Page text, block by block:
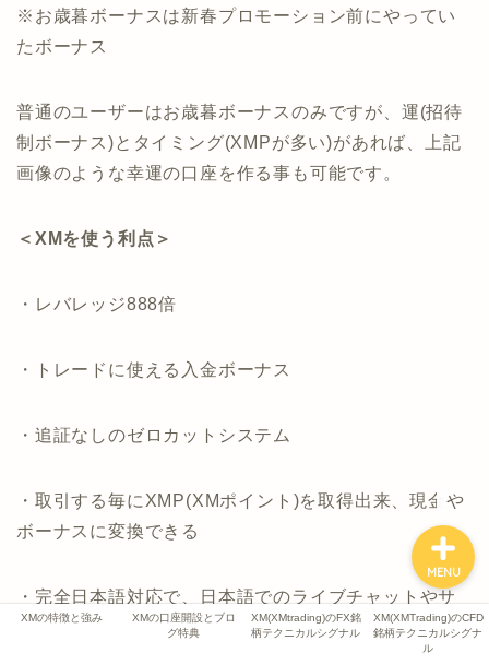
※お歳暮ボーナスは新春プロモーション前にやってい
たボーナス
普通のユーザーはお歳暮ボーナスのみですが、運(招待
制ボーナス)とタイミング(XMPが多い)があれば、上記
画像のような幸運の口座を作る事も可能です。
＜XMを使う利点＞
・レバレッジ888倍
・トレードに使える入金ボーナス
・追証なしのゼロカットシステム
・取引する毎にXMP(XMポイント)を取得出来、現金や
ボーナスに変換できる
・完全日本語対応で、日本語でのライブチャットやサ
ポートチームも完備
XMの特徴と強み
XMの口座開設とブロ
グ特典
XM(XMtrading)のFX銘
柄テクニカルシグナル
XM(XMTrading)のCFD
銘柄テクニカルシグナ
ル
MENU
テクニカルシグナル
XM(XMTrading)のCFD銘
柄テクニカルシグナル